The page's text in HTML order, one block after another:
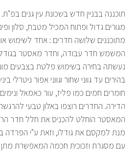
תוכננה בבניין חדש בשכונת עין גנים
מגורים גדול ופתוח המכיל מטבח, סלון
מתוכננים שלושה חדרים : אחד לשימוש
נעשתה בחירה בשימוש פלטת בצבעים
בהירים עד גווני שחור וגווני אפור ניטרלי
חומרים חמים כמו פליז, עור כאמאל
הדירה. החדרים רוצפו באלון טבעי
המאסטר הוחלט להכניס את חלל חדר
מנת למקסם את גודלו, וזאת ע"י הפרדה
עם מסגרת וזכוכית חכמה המאפשרת